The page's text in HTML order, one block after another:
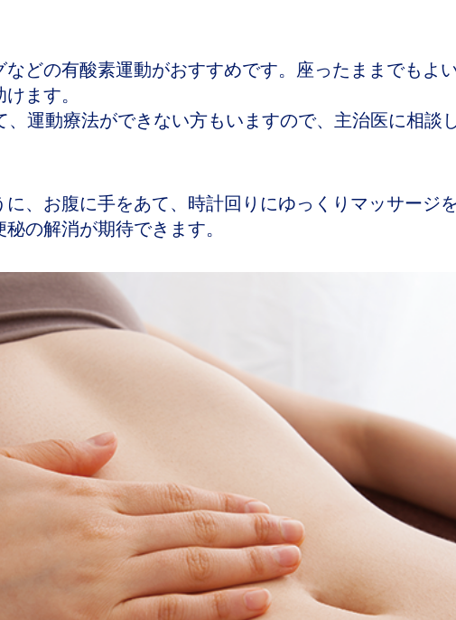
どの有酸素運動がおすすめです。座ったままでもよ
ます。
運動療法ができない方もいますので、主治医に相談
、お腹に手をあて、時計回りにゆっくりマッサージ
の解消が期待できます。